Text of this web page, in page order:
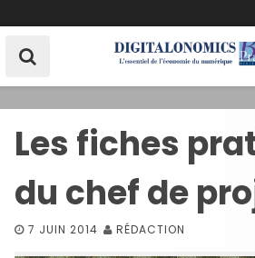
k
Les fiches
du chef de
7 JUIN 2014 RÉDACTION